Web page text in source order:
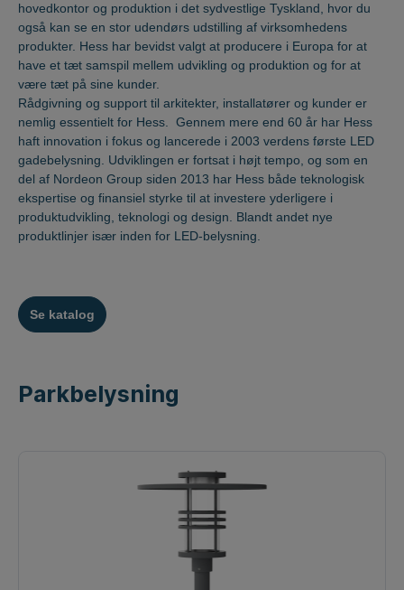
hovedkontor og produktion i det sydvestlige Tyskland, hvor du
også kan se en stor udendørs udstilling af virksomhedens
produkter. Hess har bevidst valgt at producere i Europa for at
have et tæt samspil mellem udvikling og produktion og for at
være tæt på sine kunder.
Rådgivning og support til arkitekter, installatører og kunder er
nemlig essentielt for Hess. Gennem mere end 60 år har Hess
haft innovation i fokus og lancerede i 2003 verdens første LED
gadebelysning. Udviklingen er fortsat i højt tempo, og som en
del af Nordeon Group siden 2013 har Hess både teknologisk
ekspertise og finansiel styrke til at investere yderligere i
produktudvikling, teknologi og design. Blandt andet nye
produktlinjer især inden for LED-belysning.
Se katalog
Parkbelysning